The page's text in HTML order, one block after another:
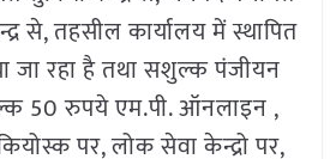
से, तहसील कार्यालय में स्थापित
जा रहा है तथा सशुल्क पंजीयन
50 रुपये एम.पी. ऑनलाइन ,
पर, लोक सेवा केन्द्रो पर,